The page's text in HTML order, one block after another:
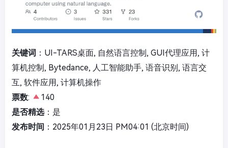
关键词 ：UI-TARS桌面, 自然语言控制, GUI代理应用, 计
算机控制, Bytedance, 人工智能助手, 语音识别, 语言交
互, 软件应用, 计算机操作
票数:
140
是否精选：是
发布时间 ：2025年01月23日 PM04:01 (北京时间)